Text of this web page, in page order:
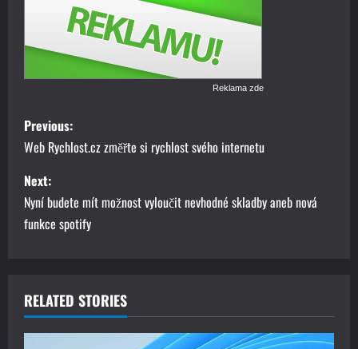
Reklama zde
P
o
s
t
a
v
Previous:
Web Rychlost.cz změřte si rychlost svého internetu
Next:
Nyní budete mít možnost vyloučit nevhodné skladby aneb nová
funkce spotify
RELATED STORIES